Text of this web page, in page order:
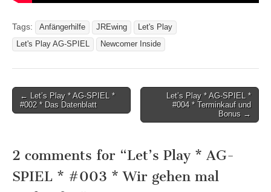
Tags: Anfängerhilfe JREwing
Let's Play
Let's Play AG-SPIEL
Newcomer Inside
Post
navigation
← Let’s Play * AG-SPIEL *
#002 * Das Datenblatt
Let’s Play * AG-SPIEL *
#004 * Terminkauf und
Bonus →
2 comments for “Let’s Play * AG-
SPIEL * #003 * Wir gehen mal